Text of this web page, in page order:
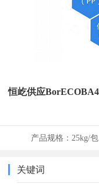
恒屹供应
产品规格： 25kg/包
关键词